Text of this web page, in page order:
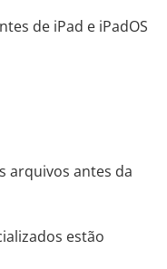
de iPad e iPadOS
arquivos antes da
estão